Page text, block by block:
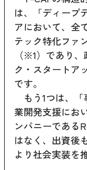
は、「ディープ
アにおいて、全
テック特化ファ
（※1）であり
ク・スタートア
です。
もう1つは、「
業開発支援にお
ンパニーである
はなく、出資後
より社会実装を